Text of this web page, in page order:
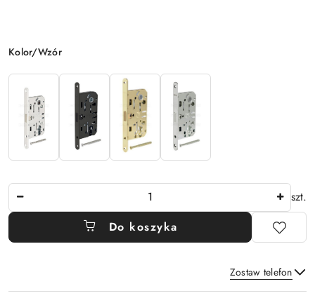
Wariant
Kolor/Wzór
szt.
Do koszyka
Zostaw telefon